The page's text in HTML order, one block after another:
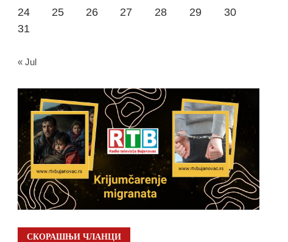
24
25 26 27 28 29
30
31
« Jul
СКОРАШЊИ ЧЛАНЦИ